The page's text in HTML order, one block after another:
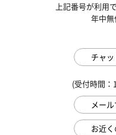
上記番号が利用
年中無
チャ
(受付時間
メー
お近